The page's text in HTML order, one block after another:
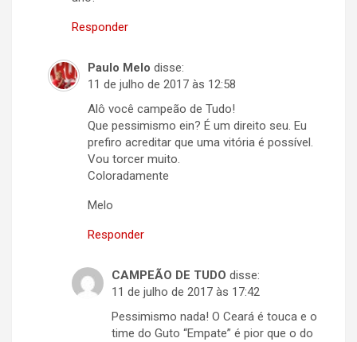
Responder
Paulo Melo disse:
11 de julho de 2017 às 12:58
Alô você campeão de Tudo!
Que pessimismo ein? É um direito seu. Eu
prefiro acreditar que uma vitória é possível.
Vou torcer muito.
Coloradamente
Melo
Responder
CAMPEÃO DE TUDO disse:
11 de julho de 2017 às 17:42
Pessimismo nada! O Ceará é touca e o
time do Guto “Empate” é pior que o do